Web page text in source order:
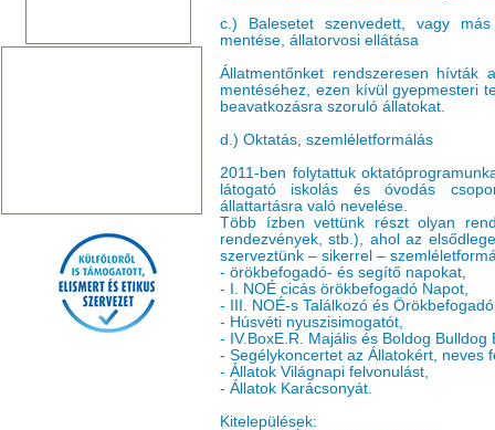
c.) Balesetet szenvedett, vagy
mentése, állatorvosi ellátása
Állatmentőnket rendszeresen hívták
mentéséhez, ezen kívül gyepmesteri
beavatkozásra szoruló állatokat.
d.) Oktatás, szemléletformálás
2011-ben folytattuk
látogató iskolás és óvodás
állattartásra való nevelése.
Több ízben vettünk részt olyan
rendezvények, stb.), ahol az
szerveztünk – sikerrel –
- örökbefogadó- és segítő napokat,
- I. NOÉ cicás örökbefogadó Napot,
- III. NOÉ-s Találkozó és
- Húsvéti nyuszisimogatót,
- IV.BoxE.R. Majális és Boldog Bulldog
- Segélykoncertet az Állatokért, neves
- Állatok Világnapi felvonulást,
- Állatok Karácsonyát.
Kitelepülések: